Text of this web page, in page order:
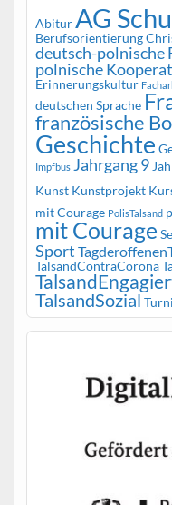
Abitur AG
Berufsorientierung
deutsch-polnische
polnische
Erinnerungskultur
deutschen Sprache
französische
Geschichte
Impfbus Jahrgang 9
Kunst Kunstprojekt
mit Courage PolisTalsand
mit Courage
Sport
TalsandContraCorona
TalsandSozial